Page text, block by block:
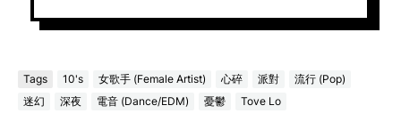
Tags 10's 女歌手 (Female Artist) 心碎 派對
流行 (Pop)
迷幻
深夜 電音 (Dance/EDM) 憂鬱 Tove Lo